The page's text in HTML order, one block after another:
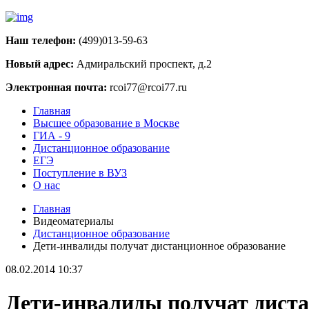
Наш телефон: (499)013-59-63
Новый адрес: Адмиральский проспект, д.2
Электронная почта: rcoi77@rcoi77.ru
Главная
Высшее образование в Москве
ГИА - 9
Дистанционное образование
ЕГЭ
Поступление в ВУЗ
О нас
Главная
Видеоматериалы
Дистанционное образование
Дети-инвалиды получат дистанционное образование
08.02.2014 10:37
Дети-инвалиды получат